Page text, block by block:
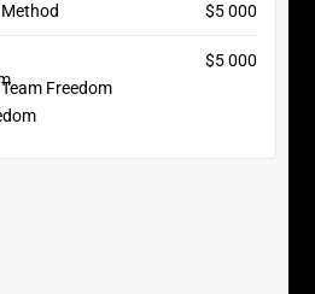
Method $5 000
Team Freedom
$5 000